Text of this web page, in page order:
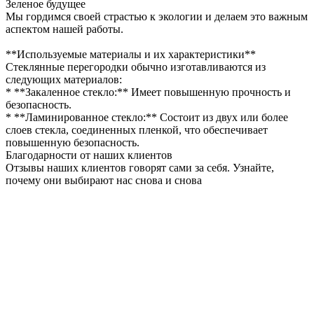
Зеленое будущее
Мы гордимся своей страстью к экологии и делаем это важным
аспектом нашей работы.
**Используемые материалы и их характеристики**
Стеклянные перегородки обычно изготавливаются из
следующих материалов:
* **Закаленное стекло:** Имеет повышенную прочность и
безопасность.
* **Ламинированное стекло:** Состоит из двух или более
слоев стекла, соединенных пленкой, что обеспечивает
повышенную безопасность.
Благодарности от наших клиентов
Отзывы наших клиентов говорят сами за себя. Узнайте,
почему они выбирают нас снова и снова